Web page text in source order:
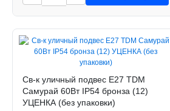
Св-к уличный подвес Е27 TDM
Самурай 60Вт IP54 бронза (12)
УЦЕНКА (без упаковки)